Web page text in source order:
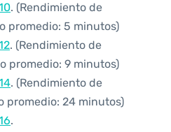
. (Rendimiento de
promedio: 5 minutos)
. (Rendimiento de
promedio: 9 minutos)
. (Rendimiento de
promedio: 24 minutos)
.